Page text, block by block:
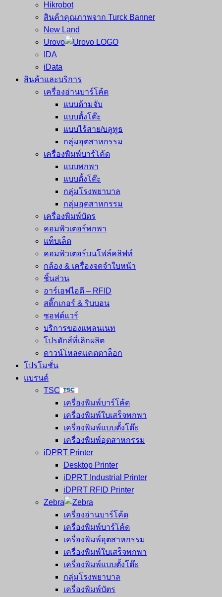
Hikrobot
สินค้าคุณภาพจาก Turck Banner
New Land
Urovo
IDA
iData
สินค้าและบริการ
เครื่องอ่านบาร์โค้ด
แบบด้ามจับ
แบบตั้งโต๊ะ
แบบไร้สาย/บลูทูธ
กลุ่มอุตสาหกรรม
เครื่องพิมพ์บาร์โค้ด
แบบพกพา
แบบตั้งโต๊ะ
กลุ่มโรงพยาบาล
กลุ่มอุตสาหกรรม
เครื่องพิมพ์บัตร
คอมพิวเตอร์พกพา
แท็บเล็ต
คอมพิวเตอร์บนโฟล์คลิฟท์
กล้อง & เครื่องจดจำใบหน้า
ชิ้นส่วน
อาร์เอฟไอดี – RFID
สติ๊กเกอร์ & ริบบอน
ซอฟต์แวร์
บริการของแพลนเนท
โปรดักส์ที่เลิกผลิต
ดาวน์โหลดแคตตาล็อก
โปรโมชั่น
แบรนด์
TSC
เครื่องพิมพ์บาร์โค้ด
เครื่องพิมพ์ใบเสร็จพกพา
เครื่องพิมพ์แบบตั้งโต๊ะ
เครื่องพิมพ์อุตสาหกรรม
iDPRT Printer
Desktop Printer
iDPRT Industrial Printer
iDPRT RFID Printer
Zebra
เครื่องอ่านบาร์โค้ด
เครื่องพิมพ์บาร์โค้ด
เครื่องพิมพ์อุตสาหกรรม
เครื่องพิมพ์ใบเสร็จพกพา
เครื่องพิมพ์แบบตั้งโต๊ะ
กลุ่มโรงพยาบาล
เครื่องพิมพ์บัตร